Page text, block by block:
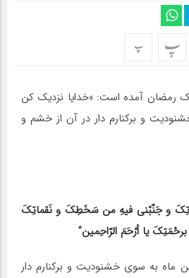
پ پ
رمضان آمده است: «خدایا نزدیک کن
و برکنارم دار در آن از خشم و
و جَنّبْنی فیهِ من سَخَطِکَ و نَقماتِکَ
یا أرْحَمَ الرّاحِمین”
ماه به سوی خشنودیت و برکنارم دار